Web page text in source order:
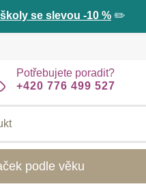
se slevou -10 % ✏️
Potřebujete poradit?
+420 776 499 527
podle věku